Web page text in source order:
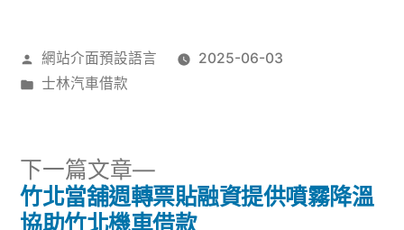
作
者:
網站介面預設語言
2025-06-03
分
士林汽車借款
文
下一篇文章
下
一
篇
竹北當舖週轉票貼融資提供噴霧降溫
協助竹北機車借款